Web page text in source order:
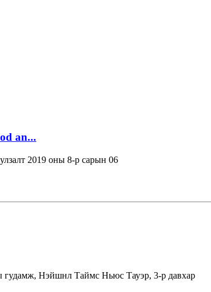
an...
2019 оны 8-р сарын 06
гудамж, Нэйшнл Таймс Ньюс Тауэр, 3-р давхар